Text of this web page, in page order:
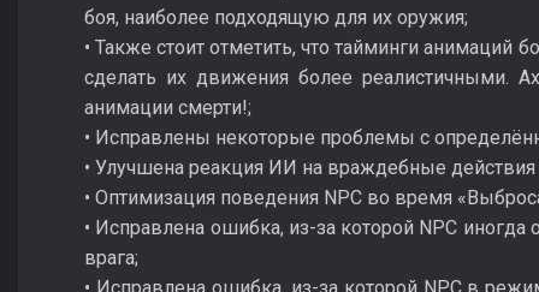
боя, наиболее подходящую для их оружия;
• Также стоит отметить, что тайминги анимаций
сделать их движения более реалистичными.
анимации смерти!;
• Исправлены некоторые проблемы с
• Улучшена реакция ИИ на враждебные действия
• Оптимизация поведения NPC во время
• Исправлена ошибка, из-за которой NPC
врага;
• Исправлена ошибка, из-за которой NPC в